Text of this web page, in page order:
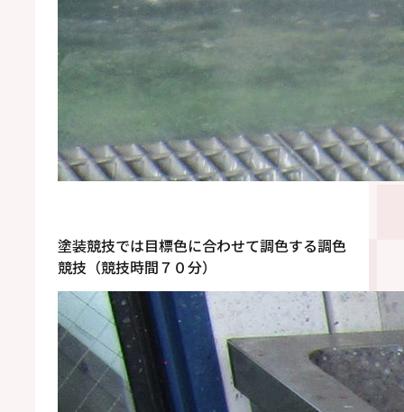
塗装競技では目標色に合わせて調色する調色
競技（競技時間７０分）